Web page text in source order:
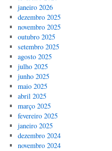
janeiro 2026
dezembro 2025
novembro 2025
outubro 2025
setembro 2025
agosto 2025
julho 2025
junho 2025
maio 2025
abril 2025
março 2025
fevereiro 2025
janeiro 2025
dezembro 2024
novembro 2024